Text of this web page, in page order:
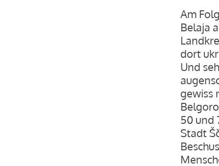
Am
Belaja
dort
Und
gewiss
50 und
Stadt